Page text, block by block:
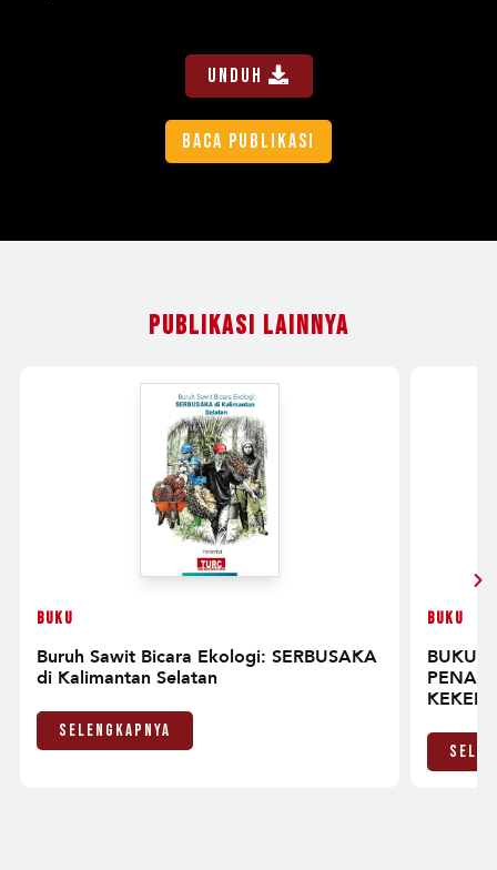
Unduh
Publikasi Lainnya
Buku
Buruh Sawit Bicara Ekologi: SERBUSAKA
di Kalimantan Selatan
Selengkapnya
Buku
BUKU